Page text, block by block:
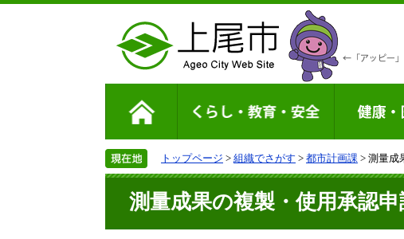
トップページ > 組織でさがす > 都市計画課 > 測量成
測量成果の複製・使用承認